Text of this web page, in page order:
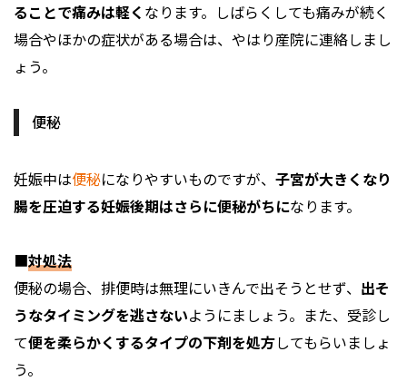
ることで痛みは軽く なります。しばらくしても痛みが続く
場合やほかの症状がある場合は、やはり産院に連絡しまし
ょう。
便秘
妊娠中は便秘になりやすいものですが、 子宮が大きくなり
腸を圧迫する妊娠後期はさらに便秘がちになります。
■対処法
便秘の場合、排便時は無理にいきんで出そうとせず、 出そ
うなタイミングを逃さないようにましょう。また、受診し
て便を柔らかくするタイプの下剤を処方してもらいましょ
う。